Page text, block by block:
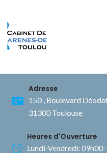
content
Adresse
150 , Boulevard
31300 Toulouse
Heures d'Ouverture
Lundi-Vendredi: